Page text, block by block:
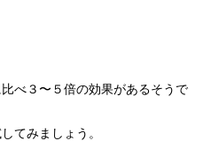
べ３〜５倍の効果があるそうで
てみましょう。